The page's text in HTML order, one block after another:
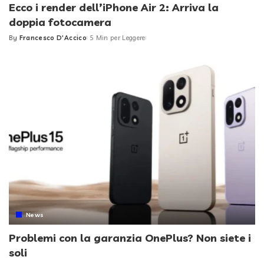
Ecco i render dell’iPhone Air 2: Arriva la
doppia fotocamera
Posted
By Francesco D'Accico 5 Min per Leggere
News
Problemi con la garanzia OnePlus? Non siete i
soli